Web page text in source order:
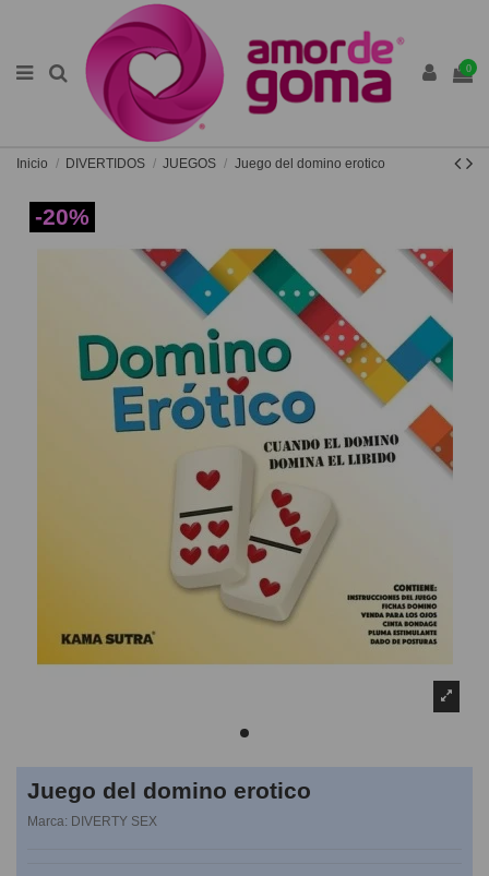
0
Inicio DIVERTIDOS JUEGOS Juego del domino erotico
-20%
Juego del domino erotico
Marca: DIVERTY SEX